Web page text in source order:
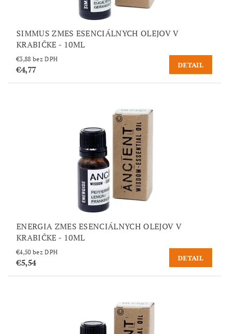
SIMMUS ZMES ESENCIÁLNYCH OLEJOV V
KRABIČKE - 10ML
€3,88 bez DPH
€4,77 DETAIL
ENERGIA ZMES ESENCIÁLNYCH OLEJOV V
KRABIČKE - 10ML
€4,50 bez DPH
€5,54 DETAIL